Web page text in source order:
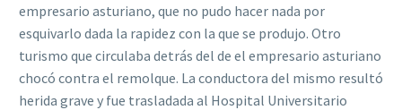
empresario asturiano, que no pudo hacer nada por
esquivarlo dada la rapidez con la que se produjo. Otro
turismo que circulaba detrás del de el empresario asturiano
chocó contra el remolque. La conductora del mismo resultó
herida grave y fue trasladada al Hospital Universitario